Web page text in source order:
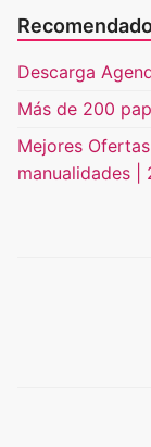
Descarga
Más de 200
Mejores
manualidades |